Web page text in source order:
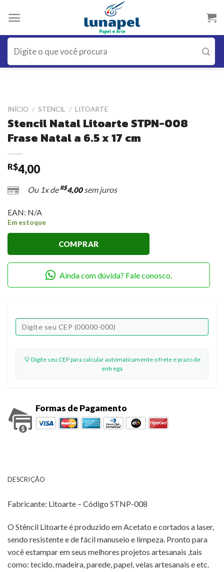
Pesquisar
por:
INÍCIO / STENCIL / LITOARTE
Stencil Natal Litoarte STPN-008
Frase Natal a 6.5 x 17 cm
R$4,00
Ou 1x de R$4,00sem juros
EAN: N/A
Em estoque
COMPRAR
Ainda com dúvida? Fale conosco.
💡 Digite seu CEP para calcular automaticamente o frete e prazo de
entrega
Formas de Pagamento
DESCRIÇÃO
Fabricante: Litoarte – Código STNP-008
O Stêncil Litoarte é produzido em Acetato e cortados a laser,
sendo resistente e de fácil manuseio e limpeza. Pronto para
você estampar em seus melhores projetos artesanais ,tais
como: tecido, madeira, parede, papel, velas artesanais e etc.